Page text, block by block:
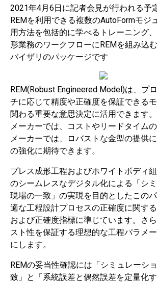
2021年4月6日に記者会見が行われる予
REMを利用できる複数のAutoFormモジ
用方法を包括的に学べるトレーニング
形業務のワークフローにREMを組み込
バイザリのパッケージです
REM(Robust Engineered Model)は、プ
チに応じて精度や正確度を保証できる
関わる重要な意思決定に活用できます
メーカーでは、コストやリードタイム
メーカーでは、ロバストな金型の提供
の強化に期待できます。
プレス成形工程およびホワイトボディ
のシームレスなデジタル化による「シ
現場の一致」の実現を目的としたこの
適な工程設計プロセスの正確度に関す
および正確度指標に準じています。さ
スト性を保証する理想的な工程パラメ
にします。
REMの妥当性確認には「シミュレーシ
致」と「系統誤差と偶然誤差を定量化す